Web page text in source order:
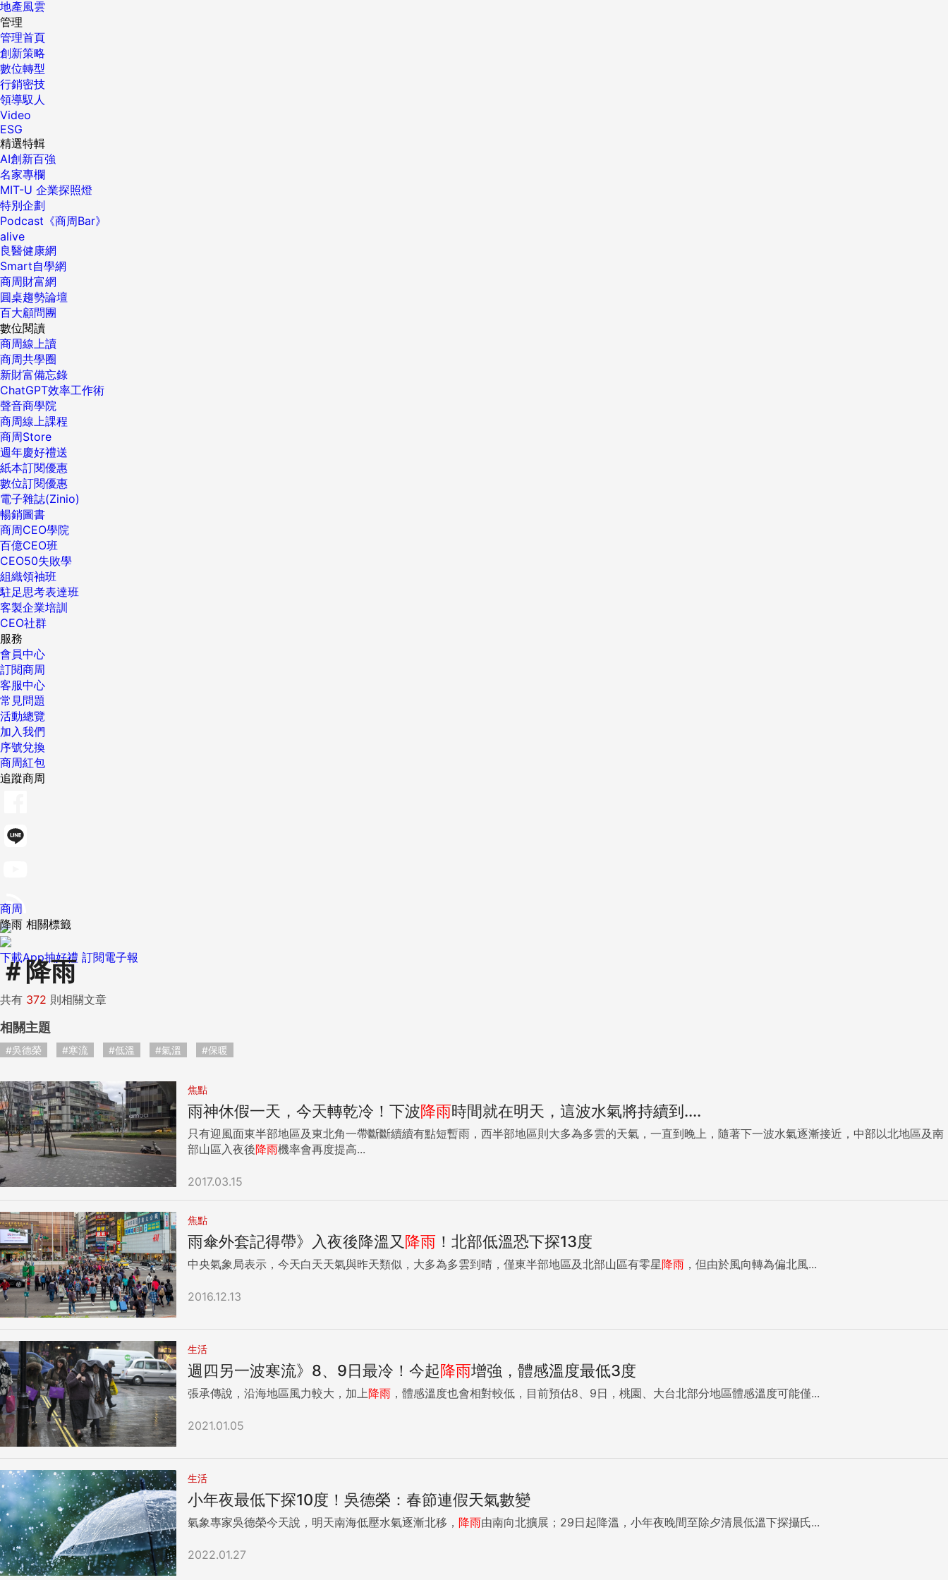
地產風雲
管理
管理首頁
創新策略
數位轉型
行銷密技
領導馭人
Video
ESG
精選特輯
AI創新百強
名家專欄
MIT-U 企業探照燈
特別企劃
Podcast《商周Bar》
alive
良醫健康網
Smart自學網
商周財富網
圓桌趨勢論壇
百大顧問團
數位閱讀
商周線上讀
商周共學圈
新財富備忘錄
ChatGPT效率工作術
聲音商學院
商周線上課程
商周Store
週年慶好禮送
紙本訂閱優惠
數位訂閱優惠
電子雜誌(Zinio)
暢銷圖書
商周CEO學院
百億CEO班
CEO50失敗學
組織領袖班
駐足思考表達班
客製企業培訓
CEO社群
服務
會員中心
訂閱商周
客服中心
常見問題
活動總覽
加入我們
序號兌換
商周紅包
追蹤商周
下載App抽好禮 訂閱電子報
商周
降雨 相關標籤
＃降雨
共有 372 則相關文章
相關主題
#吳德榮 #寒流 #低溫 #氣溫 #保暖
焦點
雨神休假一天，今天轉乾冷！下波降雨時間就在明天，這波水氣將持續到....
只有迎風面東半部地區及東北角一帶斷斷續續有點短暫雨，西半部地區則大多為多雲的天氣，一直到晚上，隨著下一波水氣逐漸接近，中部以北地區及南
部山區入夜後降雨機率會再度提高...
2017.03.15
焦點
雨傘外套記得帶》入夜後降溫又 降雨 ！北部低溫恐下探13度
中央氣象局表示，今天白天天氣與昨天類似，大多為多雲到晴，僅東半部地區及北部山區有零星降雨 ，但由於風向轉為偏北風...
2016.12.13
生活
週四另一波寒流》8、9日最冷！今起降雨增強，體感溫度最低3度
張承傳說，沿海地區風力較大，加上降雨 ，體感溫度也會相對較低，目前預估8、9日，桃園、大台北部分地區體感溫度可能僅...
2021.01.05
生活
小年夜最低下探10度！吳德榮：春節連假天氣數變
氣象專家吳德榮今天說，明天南海低壓水氣逐漸北移， 降雨由南向北擴展；29日起降溫，小年夜晚間至除夕清晨低溫下探攝氏...
2022.01.27